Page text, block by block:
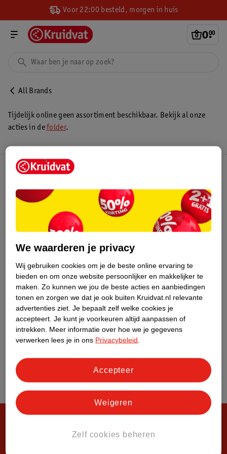
Voor 22:00 besteld, morgen in huis
0.
00
All Brands
Tijdelijk online geen assortiment beschikbaar. Bekijk al onze
acties in defolder.
Kruidvat Club
Over Kruidvat
We waarderen je privacy
Wij gebruiken cookies om je de beste online ervaring te
bieden en om onze website persoonlijker en makkelijker te
maken. Zo kunnen we jou de beste acties en aanbiedingen
tonen en zorgen we dat je ook buiten Kruidvat.nl relevante
advertenties ziet. Je bepaalt zelf welke cookies je
accepteert. Je kunt je voorkeuren altijd aanpassen of
intrekken.
Meer informatie over hoe we je gegevens
verwerken lees je in ons Privacybeleid
Zelf cookies beheren
Weigeren
Accepteer